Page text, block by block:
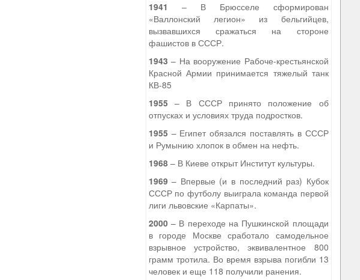
1941 – В Брюсселе сформирован
«Валлонский легион» из бельгийцев,
вызвавшихся сражаться на стороне
фашистов в СССР.
1943 – На вооружение Рабоче-крестьянской
Красной Армии принимается тяжелый танк
КВ-85
1955– В СССР принято положение об
отпусках и условиях труда подростков.
1955– Египет обязался поставлять в СССР
и Румынию хлопок в обмен на нефть.
1968– В Киеве открыт Институт культуры.
1969– Впервые (и в последний раз) Кубок
СССР по футболу выиграла команда первой
лиги львовские «Карпаты».
2000– В переходе на Пушкинской площади
в городе Москве сработало самодельное
взрывное устройство, эквивалентное 800
грамм тротила. Во время взрыва погибли 13
человек и еще 118 получили ранения.